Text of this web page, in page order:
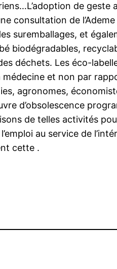
de geste
consultation de
suremballages, et
biodégradables,
déchets. Les éco-
médecine et non par
agronomes,
d’obsolescence
de telles activités
au service de
cette .